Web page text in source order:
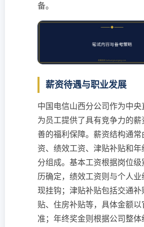
备。
薪资待遇与职业发展
中国电信山西分公司作为中央
为员工提供了具有竞争力的
善的福利保障。薪资结构通常
资、绩效工资、津贴补贴和年
分组成。基本工资根据岗位级
历确定，绩效工资则与个人业
现挂钩；津贴补贴包括交通补
贴、住房补贴等，具体金额以
准；年终奖金则根据公司整体